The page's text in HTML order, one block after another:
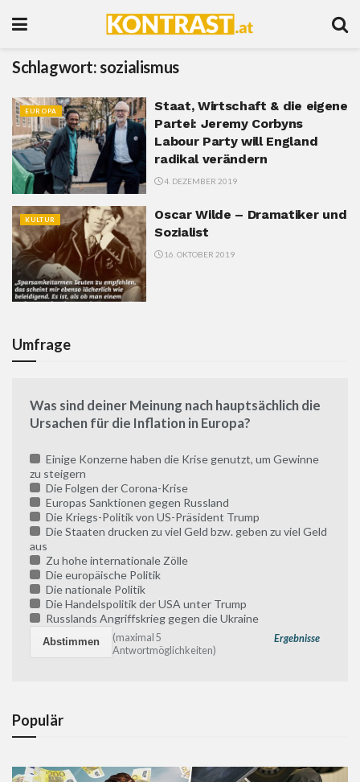
Schlagwort:sozialismus
EUROPA
Staat, Wirtschaft & die eigene
Partei: Jeremy Corbyns
Labour Party will England
radikal verändern
4. DEZEMBER 2019
KULTUR
Oscar Wilde – Dramatiker und
Sozialist
16. OKTOBER 2019
Umfrage
Was sind deiner Meinung nach hauptsächlich die
Ursachen für die Inflation in Europa?
Einige Konzerne haben die Krise genutzt, um Gewinne
zu steigern
Die Folgen der Corona-Krise
Europas Sanktionen gegen Russland
Die Kriegs-Politik von US-Präsident Trump
Die Staaten drucken zu viel Geld bzw. geben zu viel Geld
aus
Zu hohe internationale Zölle
Die europäische Politik
Die nationale Politik
Die Handelspolitik der USA unter Trump
Russlands Angriffskrieg gegen die Ukraine
Ergebnisse
(maximal 5
Antwortmöglichkeiten)
Populär